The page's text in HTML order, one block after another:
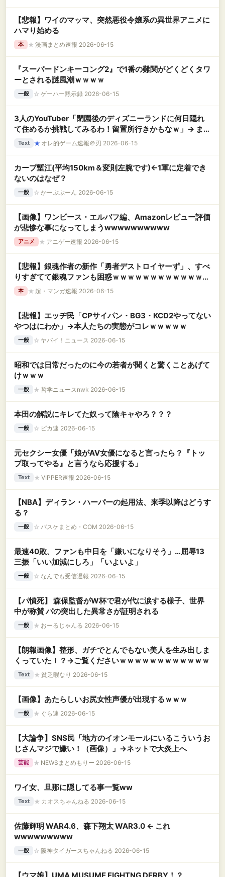
【悲報】ワイのマッマ、突然悪役令嬢系の異世界アニメに
ハマり始める
本 ★ 漫画まとめ速報 2026-06-15
『スーパードンキーコング2』で1番の難関がどくどくタワ
ーとされる謎風潮ｗｗｗｗ
一般 ☆ ゲーハー黙示録 2026-06-15
3人のYouTuber「閉園後のディズニーランドに何日隠れ
て住めるか挑戦してみるわ！留置所行きかもなｗ」→ まさ
かの結末に・・・
Text ★ オレ的ゲーム速報＠刃 2026-06-15
カープ塹江(平均150km＆変則左腕です)←1軍に定着でき
ないのはなぜ？
一般 ☆ かーぷぶーん 2026-06-15
【画像】ワンピース・エルバフ編、Amazonレビュー評価
が悲惨な事になってしまうwwwwwwwwww
アニメ ★ アニゲー速報 2026-06-15
【悲報】銀魂作者の新作「勇者デストロイヤーず」、すべ
りすぎてて銀魂ファンも困惑ｗｗｗｗｗｗｗｗｗｗｗｗｗ
ｗｗｗｗｗｗｗｗｗｗ
本 ★ 超・マンガ速報 2026-06-15
【悲報】エッヂ民「CPサイパン・BG3・KCD2やってない
やつはにわか」→本人たちの実態がコレｗｗｗｗｗ
一般 ☆ ヤバイ！ニュース 2026-06-15
昭和では日常だったのに今の若者が聞くと驚くことあげて
けｗｗｗ
一般 ★ 哲学ニュースnwk 2026-06-15
本田の解説にキレてた奴って陰キャやろ？？？
一般 ☆ ピカ速 2026-06-15
元セクシー女優「娘がAV女優になると言ったら？『トッ
プ取ってやる』と言うなら応援する」
Text ★ VIPPER速報 2026-06-15
【NBA】ディラン・ハーパーの起用法、来季以降はどうす
る？
一般 ☆ バスケまとめ・COM 2026-06-15
最速40敗、ファンも中日を「嫌いになりそう」…屈辱13
三振「いい加減にしろ」「いよいよ」
一般 ☆ なんでも受信遅報 2026-06-15
【パ憤死】 森保監督がW杯で君が代に涙する様子、世界
中が称賛 パの突出した異常さが証明される
一般 ★ おーるじゃんる 2026-06-15
【朗報画像】整形、ガチでとんでもない美人を生み出しま
くっていた！？→ご覧くださいｗｗｗｗｗｗｗｗｗｗｗｗ
Text ★ 貧乏暇なり 2026-06-15
【画像】あたらしいお尻女性声優が出現するｗｗｗ
一般 ★ ぐら速 2026-06-15
【大論争】SNS民「地方のイオンモールにいるこういうお
じさんマジで嫌い！（画像）」→ネットで大炎上へ
芸能 ★ NEWSまとめもりー 2026-06-15
ワイ女、旦那に隠してる事一覧ww
Text ★ カオスちゃんねる 2026-06-15
佐藤輝明 WAR4.6、森下翔太 WAR3.0 ← これ
wwwwwwwww
一般 ☆ 阪神タイガースちゃんねる 2026-06-15